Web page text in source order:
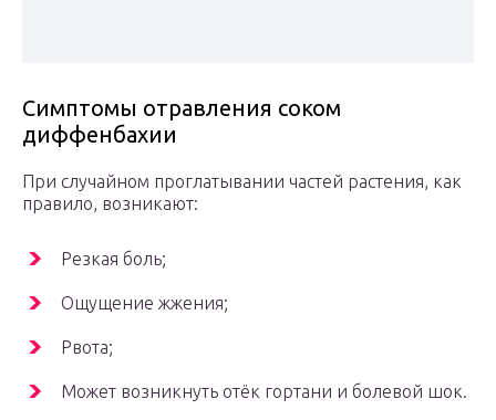
Симптомы отравления соком
диффенбахии
При случайном проглатывании частей растения, как
правило, возникают:
Резкая боль;
Ощущение жжения;
Рвота;
Может возникнуть отёк гортани и болевой шок.